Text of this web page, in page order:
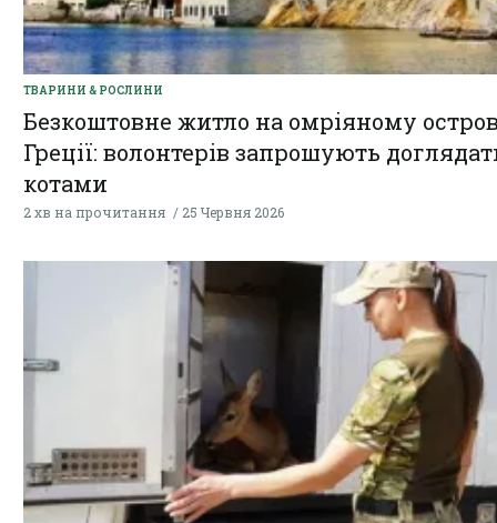
ТВАРИНИ & РОСЛИНИ
Безкоштовне житло на омріяному
Греції: волонтерів запрошують
котами
2 хв на прочитання 25 Червня 2026